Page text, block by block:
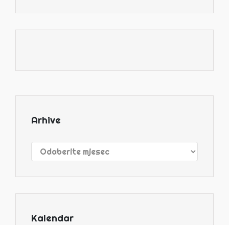
Arhive
Kalendar